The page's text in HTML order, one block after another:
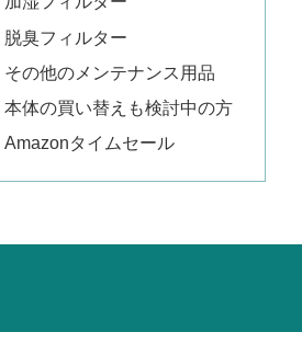
脱臭フィルター
その他のメンテナンス用品
本体の買い替えも検討中の方
Amazonタイムセール